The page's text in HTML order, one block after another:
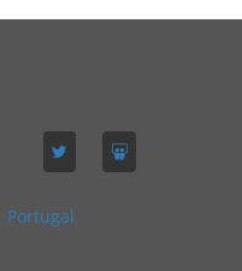
Portugal